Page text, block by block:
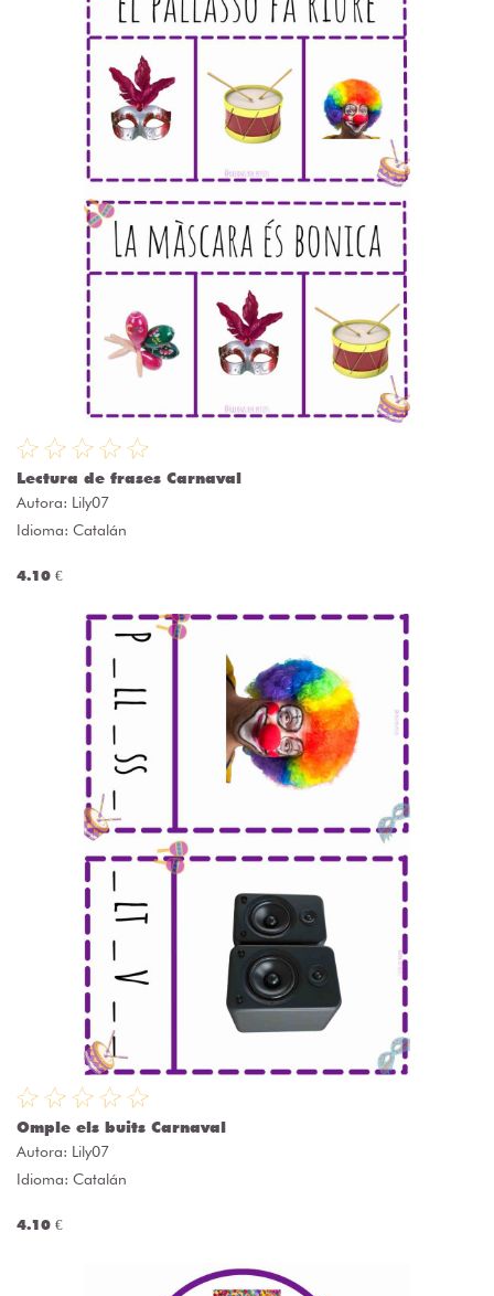
Lectura de frases Carnaval
Autora: Lily07
Idioma: Catalán
4.10 €
Omple els buits Carnaval
Autora: Lily07
Idioma: Catalán
4.10 €